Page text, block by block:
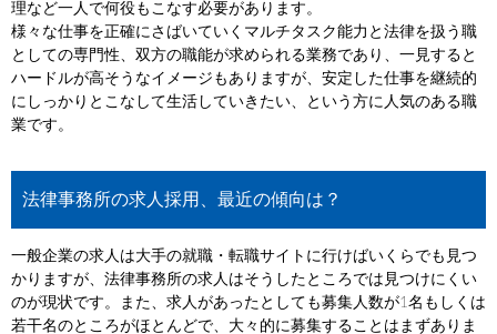
理など一人で何役もこなす必要があります。
様々な仕事を正確にさばいていくマルチタスク能力と法律を扱う職
としての専門性、双方の職能が求められる業務であり、一見すると
ハードルが高そうなイメージもありますが、安定した仕事を継続的
にしっかりとこなして生活していきたい、という方に人気のある職
業です。
法律事務所の求人採用、最近の傾向は？
一般企業の求人は大手の就職・転職サイトに行けばいくらでも見つ
かりますが、法律事務所の求人はそうしたところでは見つけにくい
のが現状です。また、求人があったとしても募集人数が1名もしくは
若干名のところがほとんどで、大々的に募集することはまずありま